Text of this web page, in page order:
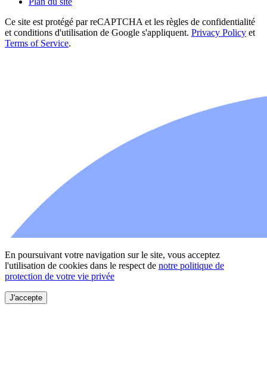
Ce site est protégé par reCAPTCHA et les règles de confidentialité
et conditions d'utilisation de Google s'appliquent. Privacy Policy et
Terms of Service.
En poursuivant votre navigation sur le site, vous acceptez
l'utilisation de cookies dans le respect de notre politique de
protection de votre vie privée
J'accepte